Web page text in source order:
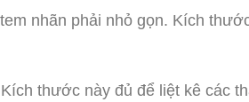
nhãn phải nhỏ gọn. Kích
thước này đủ để liệt kê các